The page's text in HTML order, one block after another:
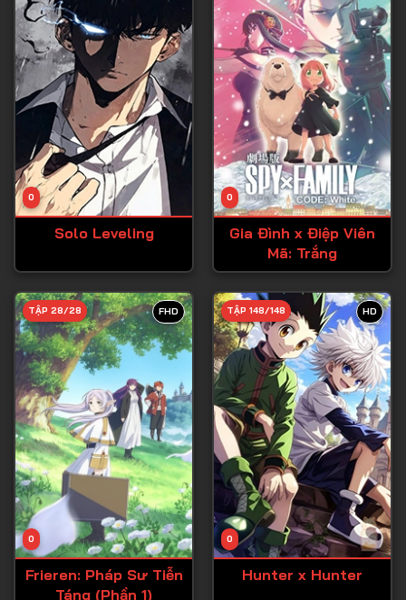
Tập 9
Tập 10
Tập 11
Tập 12
Tập 13
Tập 14
Tập 15
Tập 17
Tập 18
Tập 19
Tập 20
Tập 21
Tập 22
Tập 23
Tập 24
Tập 25
Tập 26
0
Solo Leveling
0
Gia Đình x Điệp Viên
Mã: Trắng
FHD
0
TẬP 28/28
Frieren: Pháp Sư Tiễn
Táng (Phần 1)
HD
0
TẬP 148/148
Hunter x Hunter